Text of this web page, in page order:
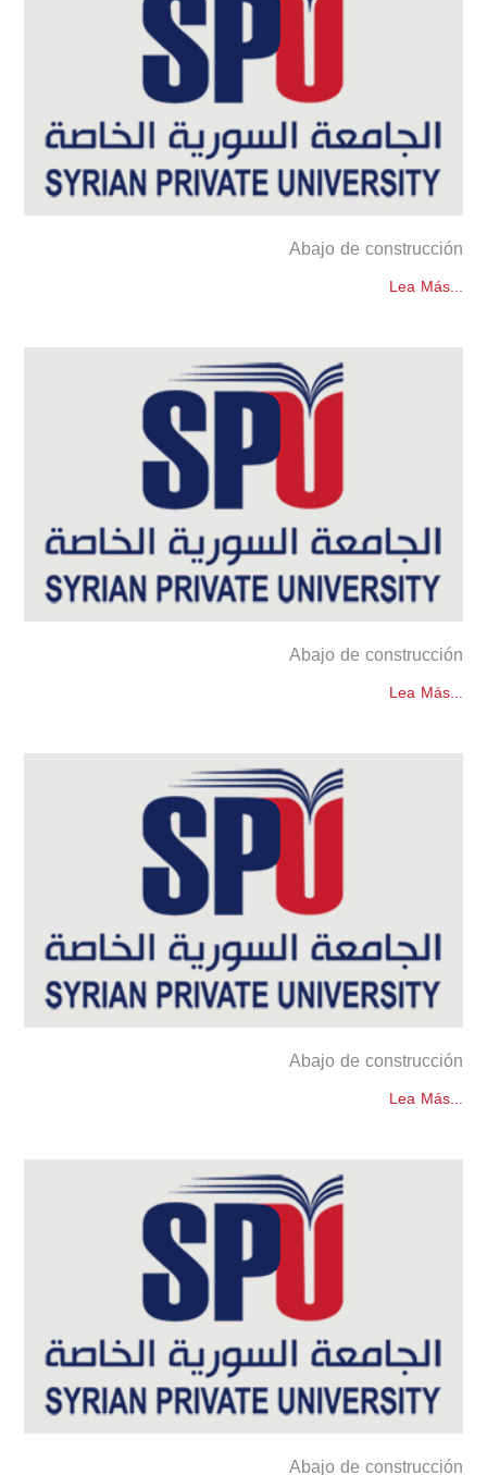
Abajo de construcción
Lea Más...
Abajo de construcción
Lea Más...
Abajo de construcción
Lea Más...
Abajo de construcción